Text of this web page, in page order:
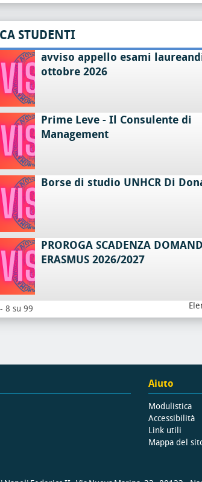
STUDENTI
avviso appello esami
ottobre 2026
Prime Leve - Il Consulente di
Management
Borse di studio UNHCR Di
PROROGA SCADENZA
ERASMUS 2026/2027
8 su 99
Aiuto
Modulistica
Accessibilità
Link utili
Mappa del